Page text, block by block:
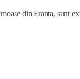
din Franta, sunt